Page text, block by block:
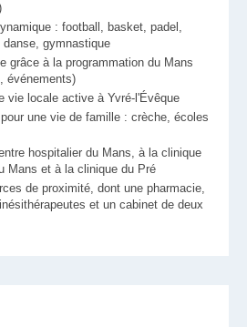
: football, basket, padel,
danse, gymnastique
grâce à la programmation du Mans
événements)
vie locale active à Yvré-l'Évêque
une vie de famille : crèche, écoles
hospitalier du Mans, à la clinique
Mans et à la clinique du Pré
de proximité, dont une pharmacie,
et un cabinet de deux